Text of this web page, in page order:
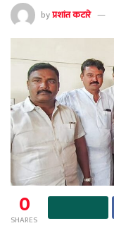
byप्रशांत कटारे
0
SHARES